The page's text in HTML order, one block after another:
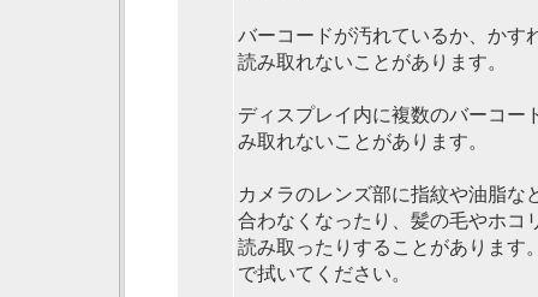
バーコードが汚れているか、かす
読み取れないことがあります。
ディスプレイ内に複数のバーコー
み取れないことがあります。
カメラのレンズ部に指紋や油脂な
合わなくなったり、髪の毛やホコ
読み取ったりすることがあります
で拭いてください。